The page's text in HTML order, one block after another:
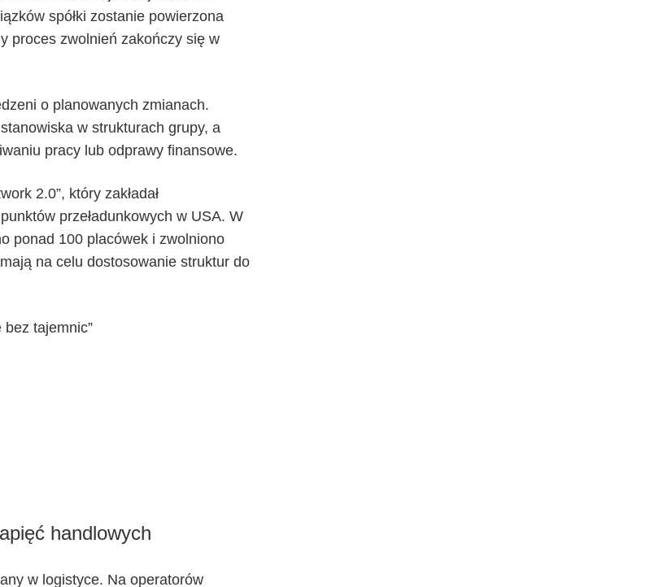
spółki zostanie powierzona
proces zwolnień zakończy się w
o planowanych zmianach.
w strukturach grupy, a
pracy lub odprawy finansowe.
2.0”, który zakładał
przeładunkowych w USA. W
ponad 100 placówek i zwolniono
na celu dostosowanie struktur do
bez tajemnic”
handlowych
w logistyce. Na operatorów